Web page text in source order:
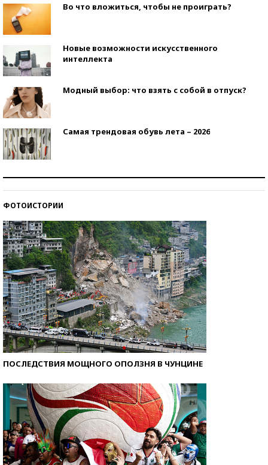
Во что вложиться, чтобы не проиграть?
Новые возможности искусственного
интеллекта
Модный выбор: что взять с собой в отпуск?
Самая трендовая обувь лета – 2026
ФОТОИСТОРИИ
ПОСЛЕДСТВИЯ МОЩНОГО ОПОЛЗНЯ В ЧУНЦИНЕ